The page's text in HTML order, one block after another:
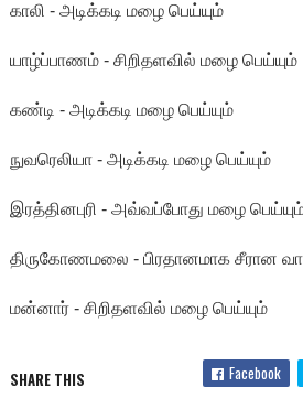
காலி - அடிக்கடி மழை பெய்யும்
யாழ்ப்பாணம் - சிறிதளவில் மழை பெய்யும்
கண்டி - அடிக்கடி மழை பெய்யும்
நுவரெலியா - அடிக்கடி மழை பெய்யும்
இரத்தினபுரி - அவ்வப்போது மழை
திருகோணமலை - பிரதானமாக சீரான
மன்னார் - சிறிதளவில் மழை பெய்யும்
SHARE THIS Facebook